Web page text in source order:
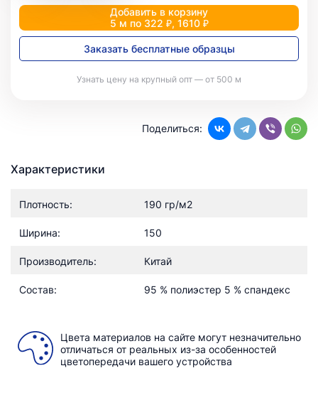
Добавить в корзину
5 м по 322 ₽, 1610 ₽
Заказать бесплатные образцы
Узнать цену на крупный опт — от 500 м
Поделиться:
Характеристики
Плотность: 190 гр/м2
Ширина: 150
Производитель: Китай
Состав: 95 % полиэстер 5 % спандекс
Цвета материалов на сайте могут незначительно
отличаться от реальных из-за особенностей
цветопередачи вашего устройства